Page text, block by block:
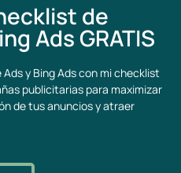
de
Ads GRATIS
y Bing Ads con mi checklist
publicitarias para maximizar
de tus anuncios y atraer